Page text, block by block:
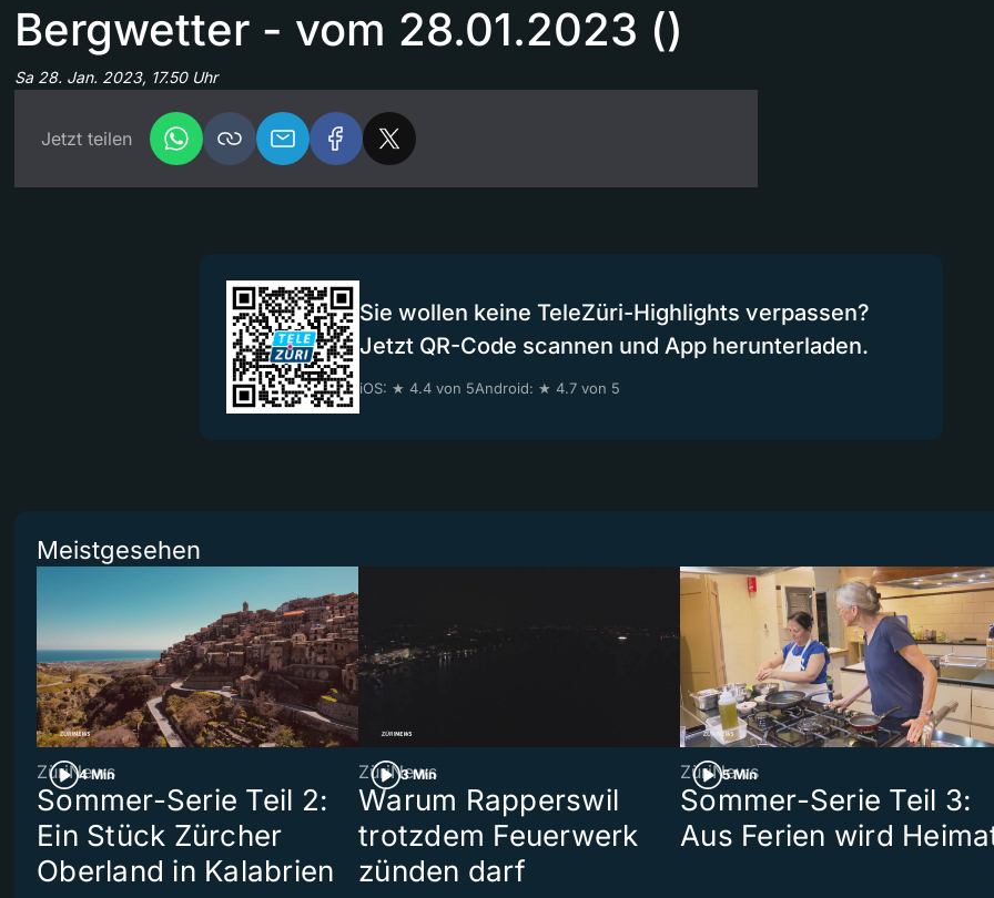
Bergwetter - vom 28.01.2023 ()
Sa 28. Jan. 2023, 17.50 Uhr
Jetzt teilen
Sie wollen keine TeleZüri-Highlights verpassen?
Jetzt QR-Code scannen und App herunterladen.
iOS: ★ 4.4 von 5Android: ★ 4.7 von 5
Meistgesehen
4 Min
ZüriNews
Sommer-Serie Teil 2:
Ein Stück Zürcher
Oberland in Kalabrien
3 Min
ZüriNews
Warum Rapperswil
trotzdem Feuerwerk
zünden darf
5 Min
ZüriNews
Sommer-Serie Teil 3:
Aus Ferien wird